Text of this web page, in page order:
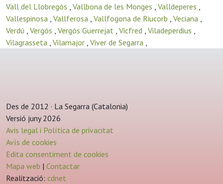
Vall del Llobregós , Vallbona de les Monges , Valldeperes ,
Vallespinosa , Vallferosa , Vallfogona de Riucorb , Veciana ,
Verdú , Vergós , Vergós Guerrejat , Vicfred , Viladeperdius ,
Vilagrasseta , Vilamajor , Viver de Segarra ,
Des de 2012 · La Segarra (Catalonia)
Versió juny 2026
Avis legal i Política de privacitat
Avís de cookies
Edita consentiment de cookies
Mapa web | Contactar
Realització: cdnet